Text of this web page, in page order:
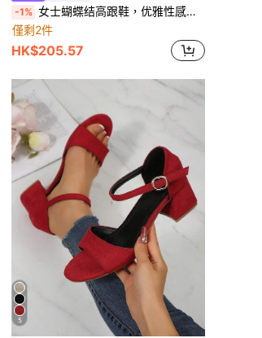
-1% 女士蝴蝶结高跟鞋，优雅性感尖头超高跟时尚派对黑色高跟凉鞋，细高跟鞋
僅剩2件
HK$205.57
5